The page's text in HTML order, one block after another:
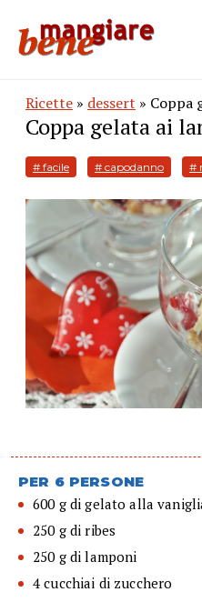
Ricette » dessert » Coppa
Coppa gelata ai
# facile # capodanno #
PER 6 PERSONE
600 g di gelato alla
250 g di ribes
250 g di lamponi
4 cucchiai di zucchero